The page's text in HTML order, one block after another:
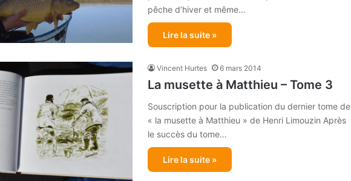
pêche d’hiver et même…
Lire la suite »
Vincent Hurtes 6 mars 2014
La musette à Matthieu – Tome 3
Souscription pour la publication du dernier tome de
« la musette à Matthieu » de Henri Limouzin Après
le succès du tome…
Lire la suite »